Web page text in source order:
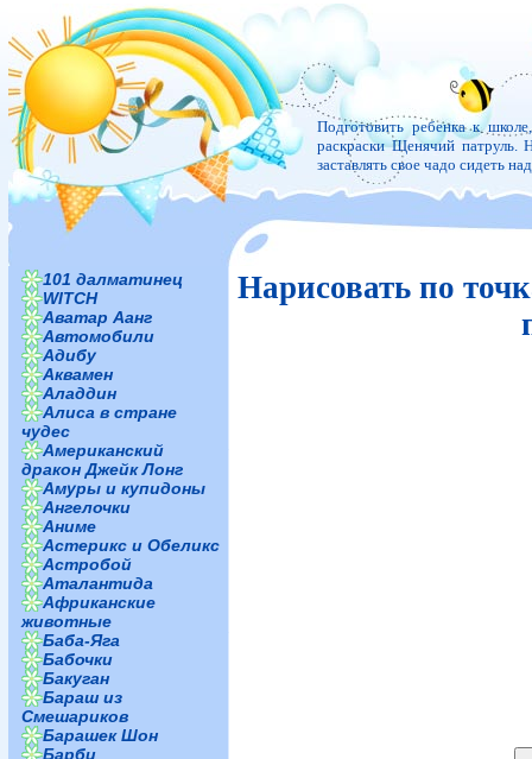
Подготовить ребенка к
раскраски Щенячий патруль.
заставлять свое чадо сидеть
101 далматинец
WITCH
Аватар Аанг
Автомобили
Адибу
Аквамен
Аладдин
Алиса в стране
чудес
Американский
дракон Джейк Лонг
Амуры и купидоны
Ангелочки
Аниме
Астерикс и Обеликс
Астробой
Аталантида
Африканские
животные
Баба-Яга
Бабочки
Бакуган
Бараш из
Смешариков
Барашек Шон
Барби
Нарисовать по